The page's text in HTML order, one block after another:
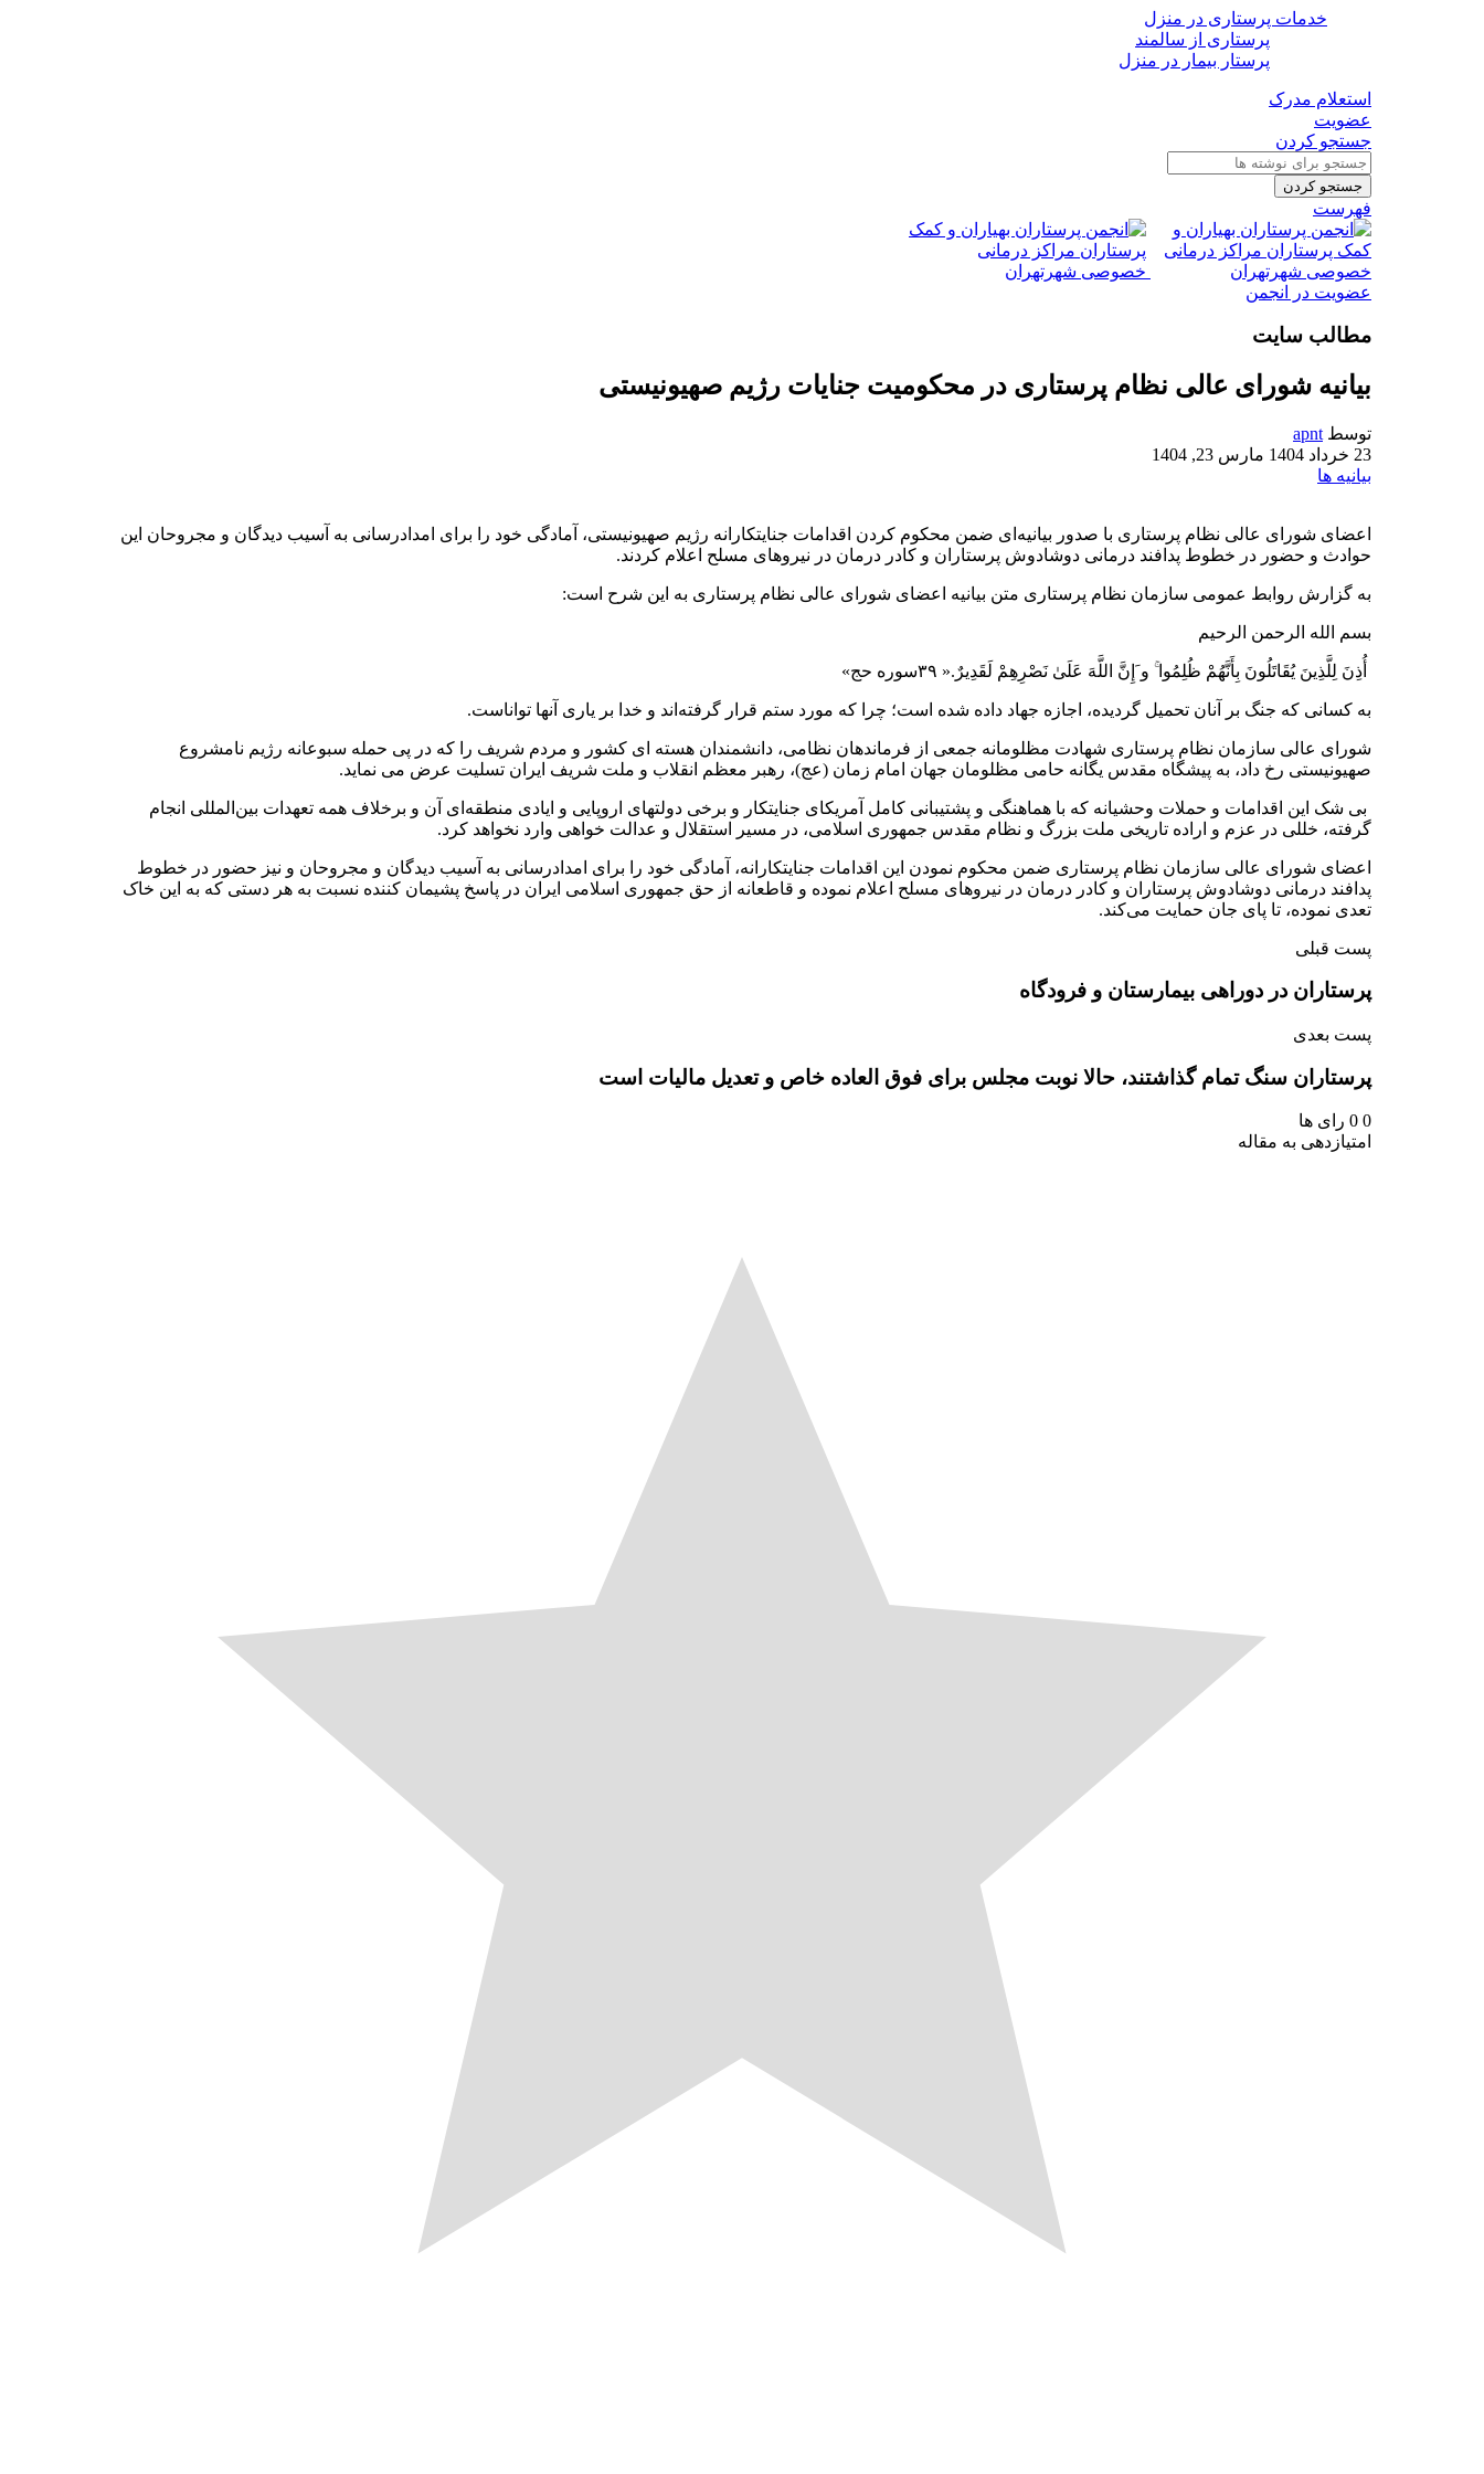
خدمات پرستاری در منزل
پرستاری از سالمند
پرستار بیمار در منزل
استعلام مدرک
عضویت
جستجو کردن
جستجو کردن
فهرست
عضویت در انجمن
مطالب سایت
بیانیه شورای عالی نظام پرستاری در محکومیت جنایات رژیم صهیونیستی
توسط apnt
23 خرداد 1404
مارس 23, 1404
بیانیه ها
اعضای شورای عالی نظام پرستاری با صدور بیانیه‌ای ضمن محکوم کردن اقدامات جنایتکارانه رژیم صهیونیستی، آمادگی خود را برای امدادرسانی به آسیب دیدگان و مجروحان این
حوادث و حضور در خطوط پدافند درمانی دوشادوش پرستاران و کادر درمان در نیروهای مسلح اعلام کردند.
به گزارش روابط عمومی سازمان نظام پرستاری متن بیانیه اعضای شورای عالی نظام پرستاری به این شرح است:
بسم الله الرحمن الرحیم
أُذِنَ لِلَّذِینَ یُقَاتَلُونَ بِأَنَّهُمْ ظُلِمُوا ۚ و َإِنَّ اللَّهَ عَلَىٰ نَصْرِهِمْ لَقَدِیرٌ.« ۳۹سوره حج»
به کسانی که جنگ بر آنان تحمیل گردیده، اجازه جهاد داده شده است؛ چرا که مورد ستم قرار گرفته‌اند و خدا بر یاری آنها تواناست.
شورای عالی سازمان نظام پرستاری شهادت مظلومانه جمعی از فرماندهان نظامی، دانشمندان هسته ای کشور و مردم شریف را که در پی حمله سبوعانه رژیم نامشروع
صهیونیستی رخ داد، به پیشگاه مقدس یگانه حامی مظلومان جهان امام زمان (عج)، رهبر معظم انقلاب و ملت شریف ایران تسلیت عرض می نماید.
بی شک این اقدامات و حملات وحشیانه که با هماهنگی و پشتیبانی کامل آمریکای جنایتکار و برخی دولتهای اروپایی و ایادی منطقه‌ای آن و برخلاف همه تعهدات بین‌المللی انجام
گرفته، خللی در عزم و اراده تاریخی ملت بزرگ و نظام مقدس جمهوری اسلامی، در مسیر استقلال و عدالت خواهی وارد نخواهد کرد.
اعضای شورای عالی سازمان نظام پرستاری ضمن محکوم نمودن این اقدامات جنایتکارانه، آمادگی خود را برای امدادرسانی به آسیب دیدگان و مجروحان و نیز حضور در خطوط
پدافند درمانی دوشادوش پرستاران و کادر درمان در نیروهای مسلح اعلام نموده و قاطعانه از حق جمهوری اسلامی ایران در پاسخ پشیمان کننده نسبت به هر دستی که به این خاک
تعدی نموده، تا پای جان حمایت می‌کند.
پست قبلی
پرستاران در دوراهی بیمارستان و فرودگاه
پست بعدی
پرستاران سنگ تمام گذاشتند، حالا نوبت مجلس برای فوق العاده خاص و تعدیل مالیات است
0
0 رای ها
امتیازدهی به مقاله